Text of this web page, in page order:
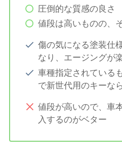
圧倒的な質感の良さ
値段は高いものの、
傷の気になる塗装仕
なり、エージングが
車種指定されている
で新世代用のキーな
値段が高いので、車
入するのがベター